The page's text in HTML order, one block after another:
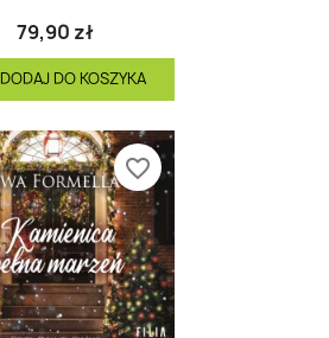
79,90 zł
DODAJ DO KOSZYKA
favorite_border